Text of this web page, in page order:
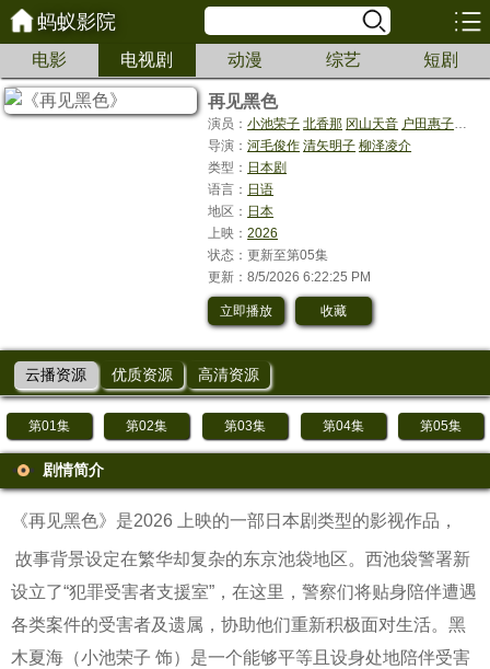
蚂蚁影院
电影 电视剧 动漫 综艺 短剧
再见黑色
演员：小池荣子 北香那 冈山天音 户田惠子 渡部
导演：河毛俊作 清矢明子 柳泽凌介
类型： 日本剧
语言： 日语
地区： 日本
上映：2026
状态：更新至第05集
更新：8/5/2026 6:22:25 PM
立即播放 收藏
云播资源 优质资源 高清资源
第01集 第02集 第03集 第04集 第05集
剧情简介
《再见黑色》是2026 上映的一部日本剧类型的影视作品，
故事背景设定在繁华却复杂的东京池袋地区。西池袋警署新
设立了“犯罪受害者支援室”，在这里，警察们将贴身陪伴遭遇
各类案件的受害者及遗属，协助他们重新积极面对生活。黑
木夏海（小池荣子 饰）是一个能够平等且设身处地陪伴受害